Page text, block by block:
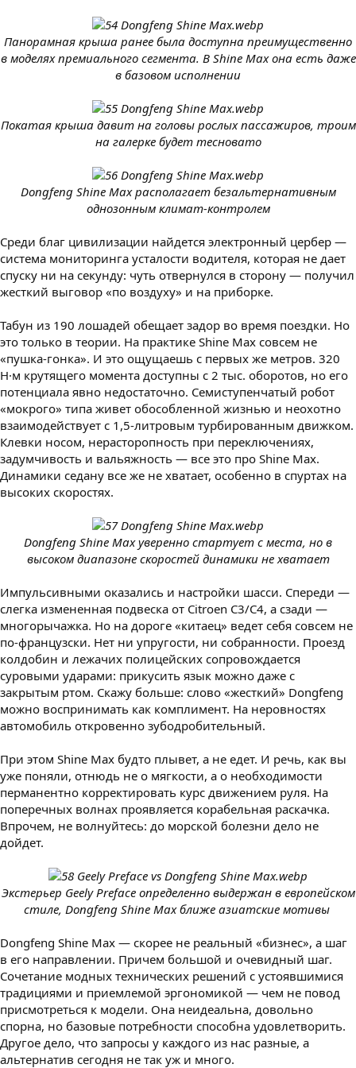
Панорамная крыша ранее была доступна преимущественно
в моделях премиального сегмента. В Shine Max она есть даже
в базовом исполнении
Покатая крыша давит на головы рослых пассажиров, троим
на галерке будет тесновато
Dongfeng Shine Max располагает безальтернативным
однозонным климат-контролем
Среди благ цивилизации найдется электронный цербер —
система мониторинга усталости водителя, которая не дает
спуску ни на секунду: чуть отвернулся в сторону — получил
жесткий выговор «по воздуху» и на приборке.
Табун из 190 лошадей обещает задор во время поездки. Но
это только в теории. На практике Shine Max совсем не
«пушка-гонка». И это ощущаешь с первых же метров. 320
Н·м крутящего момента доступны с 2 тыс. оборотов, но его
потенциала явно недостаточно. Семиступенчатый робот
«мокрого» типа живет обособленной жизнью и неохотно
взаимодействует с 1,5-литровым турбированным движком.
Клевки носом, нерасторопность при переключениях,
задумчивость и вальяжность — все это про Shine Max.
Динамики седану все же не хватает, особенно в спуртах на
высоких скоростях.
Dongfeng Shine Max уверенно стартует с места, но в
высоком диапазоне скоростей динамики не хватает
Импульсивными оказались и настройки шасси. Спереди —
слегка измененная подвеска от Citroen C3/C4, а сзади —
многорычажка. Но на дороге «китаец» ведет себя совсем не
по-французски. Нет ни упругости, ни собранности. Проезд
колдобин и лежачих полицейских сопровождается
суровыми ударами: прикусить язык можно даже с
закрытым ртом. Скажу больше: слово «жесткий» Dongfeng
можно воспринимать как комплимент. На неровностях
автомобиль откровенно зубодробительный.
При этом Shine Max будто плывет, а не едет. И речь, как вы
уже поняли, отнюдь не о мягкости, а о необходимости
перманентно корректировать курс движением руля. На
поперечных волнах проявляется корабельная раскачка.
Впрочем, не волнуйтесь: до морской болезни дело не
дойдет.
Экстерьер Geely Preface определенно выдержан в европейском
стиле, Dongfeng Shine Max ближе азиатские мотивы
Dongfeng Shine Max — скорее не реальный «бизнес», а шаг
в его направлении. Причем большой и очевидный шаг.
Сочетание модных технических решений с устоявшимися
традициями и приемлемой эргономикой — чем не повод
присмотреться к модели. Она неидеальна, довольно
спорна, но базовые потребности способна удовлетворить.
Другое дело, что запросы у каждого из нас разные, а
альтернатив сегодня не так уж и много.